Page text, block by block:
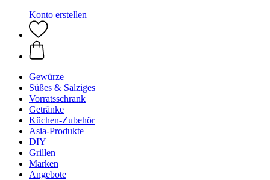
Konto erstellen
Gewürze
Süßes & Salziges
Vorratsschrank
Getränke
Küchen-Zubehör
Asia-Produkte
DIY
Grillen
Marken
Angebote